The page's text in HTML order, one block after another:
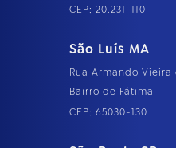
CEP: 20.231-110
São Luís MA
Rua Armando Vieira
Bairro de Fátima
CEP: 65030-130